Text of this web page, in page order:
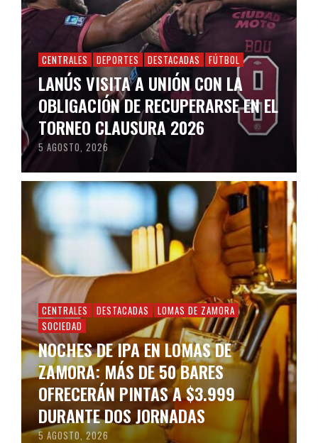
CENTRALES DEPORTES DESTACADAS FÚTBOL
LANÚS VISITA A UNIÓN CON LA
OBLIGACIÓN DE RECUPERARSE EN EL
TORNEO CLAUSURA 2026
5 AGOSTO, 2026
CENTRALES DESTACADAS
LOMAS DE ZAMORA
SOCIEDAD
NOCHES DE IPA EN LOMAS DE
ZAMORA: MÁS DE 50 BARES
OFRECERÁN PINTAS A $3.999
DURANTE DOS JORNADAS
5 AGOSTO, 2026